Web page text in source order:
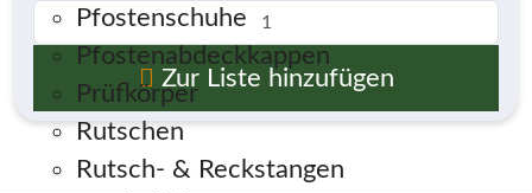
Pfostenschuhe
Pfostenabdeckkappen
Prüfkörper
Rutschen
Rutsch- & Reckstangen
Zur Liste hinzufügen